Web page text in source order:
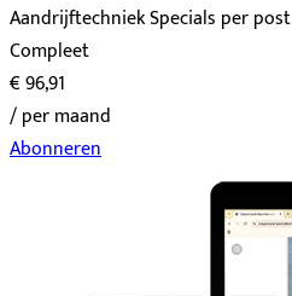
Aandrijftechniek Specials per post
Compleet
€ 96,91
/ per maand
Abonneren